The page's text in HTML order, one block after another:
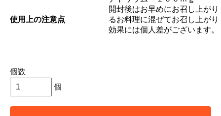
使用上の注意点
開封後はお早めにお召し上が
るお料理に混ぜてお召し上が
効果には個人差がございます。
個数
個